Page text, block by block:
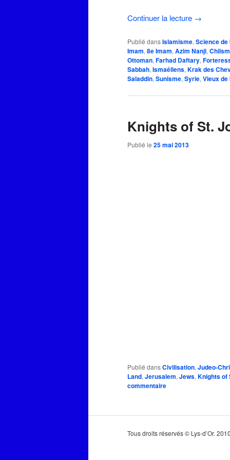
Continuer la lecture →
Publié dansIslamisme, Science
Imam, 8e Imam, Azim Nanji,
Ottoman, Farhad Daftary,
Sabbah, Ismaéliens, Krak des
Saladdin, Sunisme, Syrie, Vieux de
Knights of St.
Publié le 25 mai 2013
Publié dansCivilisation, Judeo-
Land, Jerusalem, Jews, Knights of
commentaire
Tous droits réservés © Lys-d’Or.